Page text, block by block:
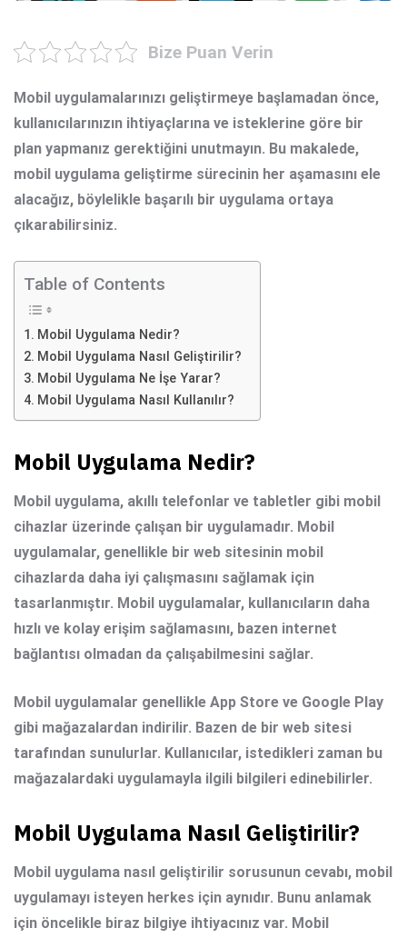
Bize Puan Verin
Mobil uygulamalarınızı geliştirmeye başlamadan önce,
kullanıcılarınızın ihtiyaçlarına ve isteklerine göre bir
plan yapmanız gerektiğini unutmayın. Bu makalede,
mobil uygulama geliştirme sürecinin her aşamasını ele
alacağız, böylelikle başarılı bir uygulama ortaya
çıkarabilirsiniz.
Table of Contents
Mobil Uygulama Nedir?
Mobil Uygulama Nasıl Geliştirilir?
Mobil Uygulama Ne İşe Yarar?
Mobil Uygulama Nasıl Kullanılır?
Mobil Uygulama Nedir?
Mobil uygulama, akıllı telefonlar ve tabletler gibi mobil
cihazlar üzerinde çalışan bir uygulamadır. Mobil
uygulamalar, genellikle bir web sitesinin mobil
cihazlarda daha iyi çalışmasını sağlamak için
tasarlanmıştır. Mobil uygulamalar, kullanıcıların daha
hızlı ve kolay erişim sağlamasını, bazen internet
bağlantısı olmadan da çalışabilmesini sağlar.
Mobil uygulamalar genellikle App Store ve Google Play
gibi mağazalardan indirilir. Bazen de bir web sitesi
tarafından sunulurlar. Kullanıcılar, istedikleri zaman bu
mağazalardaki uygulamayla ilgili bilgileri edinebilirler.
Mobil Uygulama Nasıl Geliştirilir?
Mobil uygulama nasıl geliştirilir sorusunun cevabı, mobil
uygulamayı isteyen herkes için aynıdır. Bunu anlamak
için öncelikle biraz bilgiye ihtiyacınız var. Mobil